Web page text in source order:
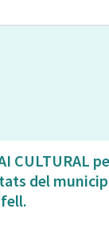
CULTURAL
del